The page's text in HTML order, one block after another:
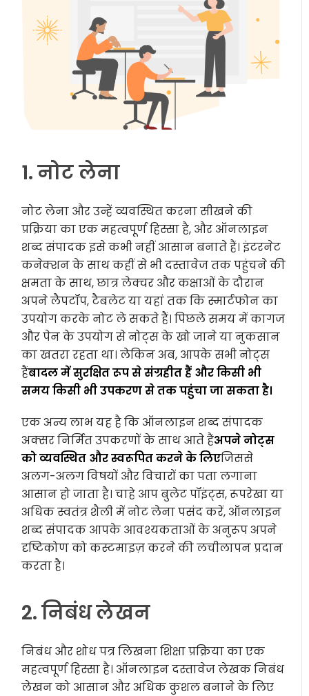
1. नोट लेना
नोट लेना और उन्हें व्यवस्थित करना सीखने की
प्रक्रिया का एक महत्वपूर्ण हिस्सा है, और ऑनलाइन
शब्द संपादक इसे कभी नहीं आसान बनाते हैं। इंटरनेट
कनेक्शन के साथ कहीं से भी दस्तावेज तक पहुंचने की
क्षमता के साथ, छात्र लेक्चर और कक्षाओं के दौरान
अपने लैपटॉप, टैबलेट या यहां तक कि स्मार्टफोन का
उपयोग करके नोट ले सकते हैं। पिछले समय में कागज
और पेन के उपयोग से नोट्स के खो जाने या नुकसान
का खतरा रहता था। लेकिन अब, आपके सभी नोट्स
हैंबादल में सुरक्षित रूप से संग्रहीत हैं और किसी भी
समय किसी भी उपकरण से तक पहुंचा जा सकता है।
एक अन्य लाभ यह है कि ऑनलाइन शब्द संपादक
अक्सर निर्मित उपकरणों के साथ आते हैंअपने नोट्स
को व्यवस्थित और स्वरूपित करने के लिएजिससे
अलग-अलग विषयों और विचारों का पता लगाना
आसान हो जाता है। चाहे आप बुलेट पॉइंट्स, रूपरेखा या
अधिक स्वतंत्र शैली में नोट लेना पसंद करें, ऑनलाइन
शब्द संपादक आपके आवश्यकताओं के अनुरूप अपने
दृष्टिकोण को कस्टमाइज़ करने की लचीलापन प्रदान
करता है।
2. निबंध लेखन
निबंध और शोध पत्र लिखना शिक्षा प्रक्रिया का एक
महत्वपूर्ण हिस्सा है। ऑनलाइन दस्तावेज लेखक निबंध
लेखन को आसान और अधिक कुशल बनाने के लिए